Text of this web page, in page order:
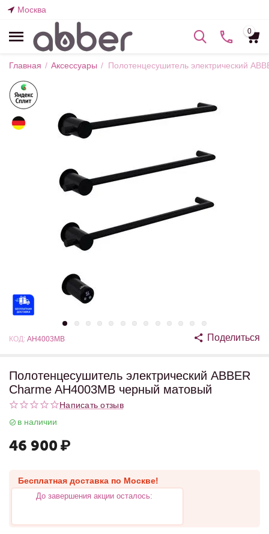
Москва
0
Главная / Аксессуары / Полотенцесушитель электрический
КОД: AH4003MB Поделиться
Полотенцесушитель электрический ABBER
Charme AH4003MB черный матовый
Написать отзыв
в наличии
46 900 ₽
Бесплатная доставка по Москве!
До завершения акции осталось: